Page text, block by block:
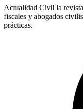
Actualidad Civil la
fiscales y abogados
prácticas.